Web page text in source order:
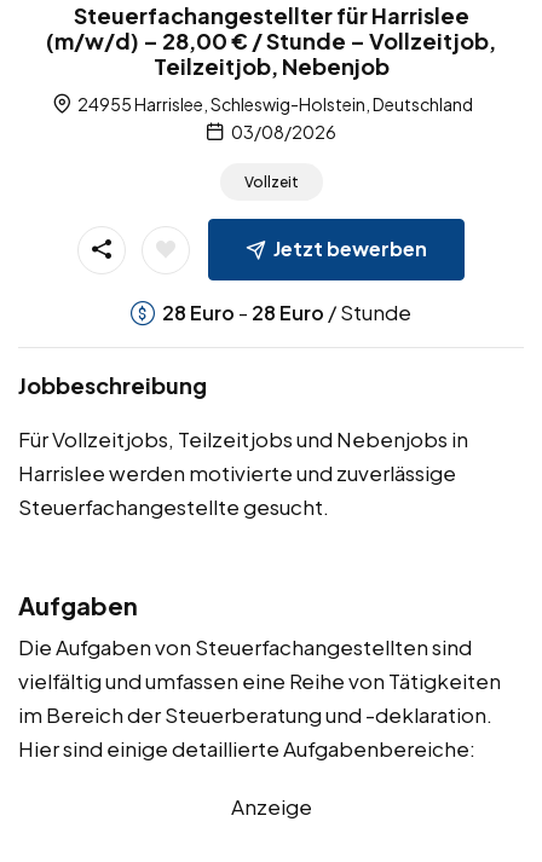
Steuerfachangestellter für Harrislee
(m/w/d) – 28,00 € / Stunde – Vollzeitjob,
Teilzeitjob, Nebenjob
24955 Harrislee, Schleswig-Holstein, Deutschland
03/08/2026
Vollzeit
Jetzt bewerben
28 Euro - 28 Euro / Stunde
Jobbeschreibung
Für Vollzeitjobs, Teilzeitjobs und Nebenjobs in
Harrislee werden motivierte und zuverlässige
Steuerfachangestellte gesucht.
Aufgaben
Die Aufgaben von Steuerfachangestellten sind
vielfältig und umfassen eine Reihe von Tätigkeiten
im Bereich der Steuerberatung und -deklaration.
Hier sind einige detaillierte Aufgabenbereiche:
Anzeige